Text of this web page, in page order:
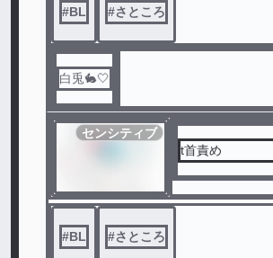
#BL #さところ
白兎🐇🤍
センシティブ
t首責め
#BL #さところ